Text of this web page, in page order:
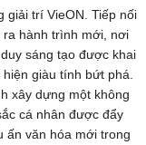
giải trí VieON. Tiếp nối
ra hành trình mới, nơi
sáng tạo được khai
giàu tính bứt phá.
xây dựng một không
cá nhân được đẩy
ấn văn hóa mới trong